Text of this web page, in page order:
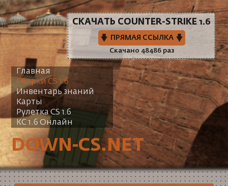
Главная
Сборки CS 1.6
Инвентарь знаний
Карты
Рулетка CS 1.6
КС 1.6 Онлайн
DOWN-CS.NET
СКАЧАТЬ COUNTER-STRIKE 1.6
ПРЯМАЯ ССЫЛКА
Скачано 48486 раз